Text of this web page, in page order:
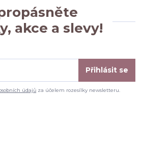
akce a slevy!
Přihlásit se
údajů za účelem rozesílky newsletteru.